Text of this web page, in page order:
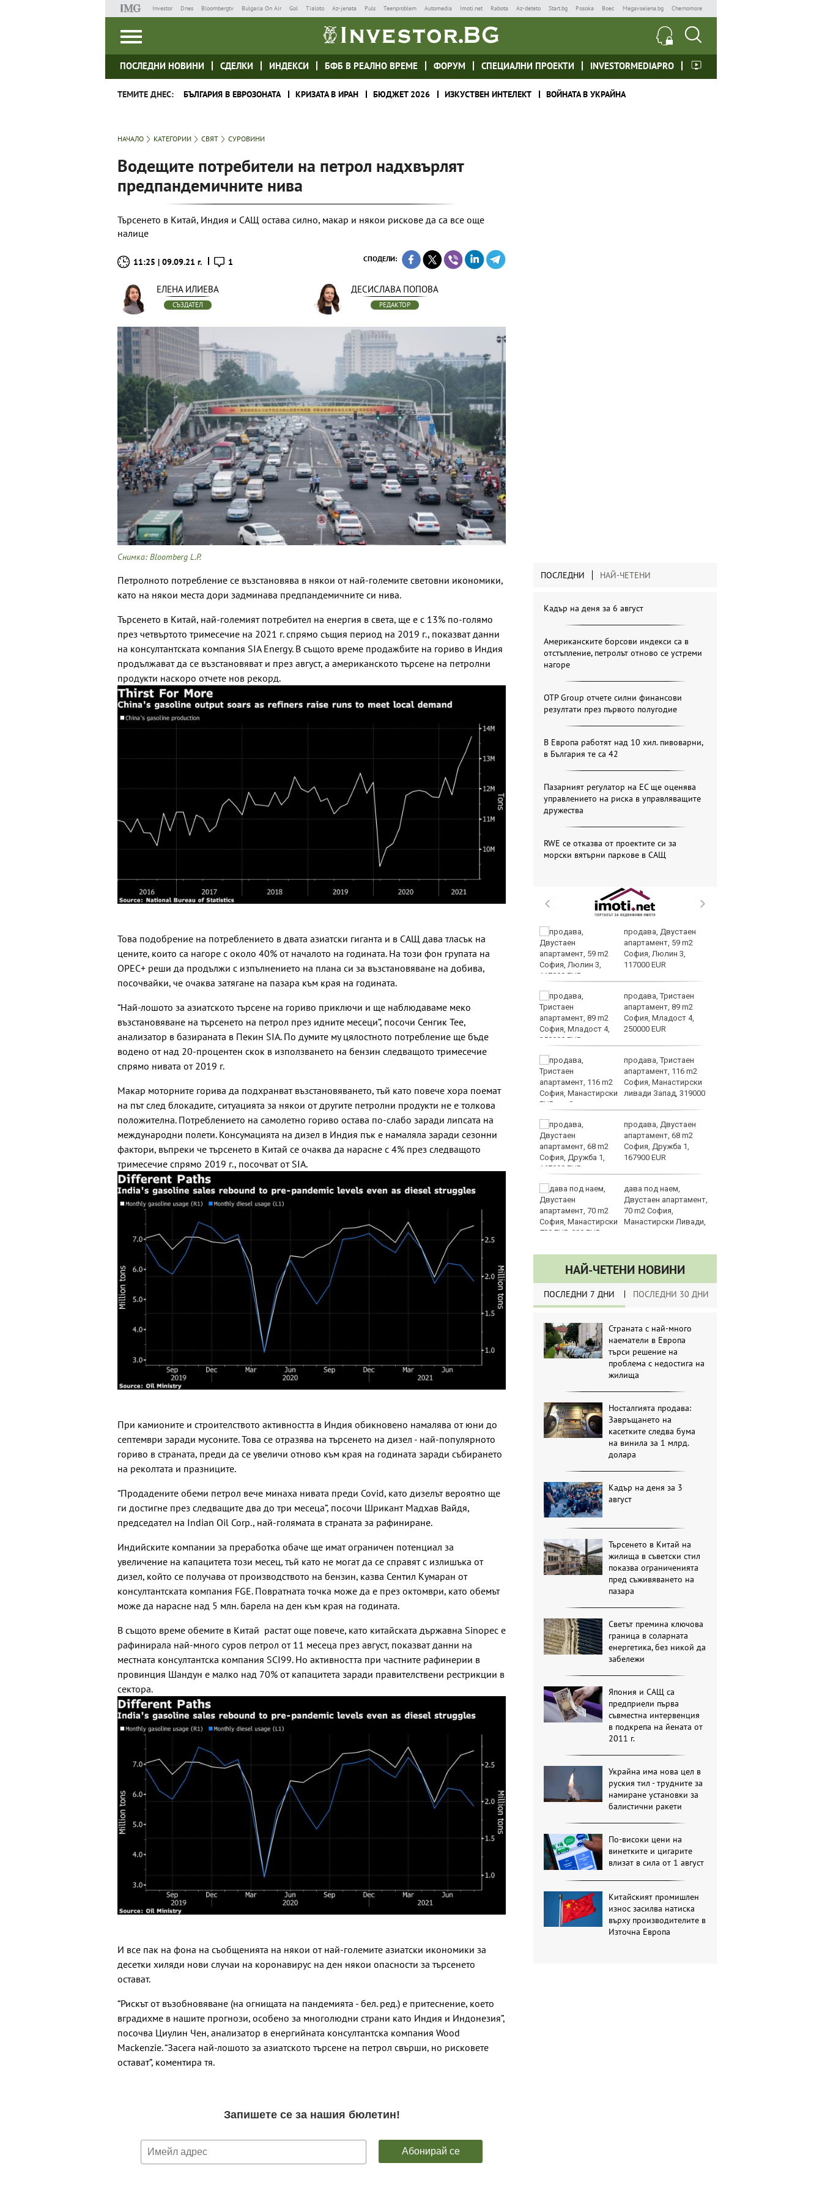
Investor Dnes Bloombergtv Bulgaria On Air Gol Tialoto Az-jenata Puls Teenproblem Automedia Imoti.net Rabota Az-deteto Start.bg Posoka Boec Megavselena.bg Chernomore
ПОСЛЕДНИ НОВИНИ СДЕЛКИ ИНДЕКСИ БФБ В РЕАЛНО ВРЕМЕ ФОРУМ СПЕЦИАЛНИ ПРОЕКТИ INVESTORMEDIAPRO
ТЕМИТЕ ДНЕС: БЪЛГАРИЯ В ЕВРОЗОНАТА КРИЗАТА В ИРАН БЮДЖЕТ 2026 ИЗКУСТВЕН ИНТЕЛЕКТ ВОЙНАТА В УКРАЙНА
НАЧАЛО КАТЕГОРИИ СВЯТ СУРОВИНИ
Водещите потребители на петрол надхвърлят
предпандемичните нива
Търсенето в Китай, Индия и САЩ остава силно, макар и някои рискове да са все още
налице
11:25 | 09.09.21 г. 1 СПОДЕЛИ:
ЕЛЕНА ИЛИЕВА
СЪЗДАТЕЛ
ДЕСИСЛАВА ПОПОВА
РЕДАКТОР
Снимка: Bloomberg L.P.
Петролното потребление се възстановява в някои от най-големите световни икономики,
като на някои места дори задминава предпандемичните си нива.
Търсенето в Китай, най-големият потребител на енергия в света, ще е с 13% по-голямо
през четвъртото тримесечие на 2021 г. спрямо същия период на 2019 г., показват данни
на консултантската компания SIA Energy. В същото време продажбите на гориво в Индия
продължават да се възстановяват и през август, а американското търсене на петролни
продукти наскоро отчете нов рекорд.
Това подобрение на потреблението в двата азиатски гиганта и в САЩ дава тласък на
цените, които са нагоре с около 40% от началото на годината. На този фон групата на
OPEC+ реши да продължи с изпълнението на плана си за възстановяване на добива,
посочвайки, че очаква затягане на пазара към края на годината.
“Най-лошото за азиатското търсене на гориво приключи и ще наблюдаваме меко
възстановяване на търсенето на петрол през идните месеци”, посочи Сенгик Тее,
анализатор в базираната в Пекин SIA. По думите му цялостното потребление ще бъде
водено от над 20-процентен скок в използването на бензин следващото тримесечие
спрямо нивата от 2019 г.
Макар моторните горива да подхранват възстановяването, тъй като повече хора поемат
на път след блокадите, ситуацията за някои от другите петролни продукти не е толкова
положителна. Потреблението на самолетно гориво остава по-слабо заради липсата на
международни полети. Консумацията на дизел в Индия пък е намаляла заради сезонни
фактори, въпреки че търсенето в Китай се очаква да нарасне с 4% през следващото
тримесечие спрямо 2019 г., посочват от SIA.
При камионите и строителството активността в Индия обикновено намалява от юни до
септември заради мусоните. Това се отразява на търсенето на дизел - най-популярното
гориво в страната, преди да се увеличи отново към края на годината заради събирането
на реколтата и празниците.
“Продадените обеми петрол вече минаха нивата преди Covid, като дизелът вероятно ще
ги достигне през следващите два до три месеца”, посочи Шрикант Мадхав Вайдя,
председател на Indian Oil Corp., най-голямата в страната за рафиниране.
Индийските компании за преработка обаче ще имат ограничен потенциал за
увеличение на капацитета този месец, тъй като не могат да се справят с излишъка от
дизел, който се получава от производството на бензин, казва Сентил Кумаран от
консултантската компания FGE. Повратната точка може да е през октомври, като обемът
може да нарасне над 5 млн. барела на ден към края на годината.
В същото време обемите в Китай растат още повече, като китайската държавна Sinopec е
рафинирала най-много суров петрол от 11 месеца през август, показват данни на
местната консултантска компания SCI99. Но активността при частните рафинерии в
провинция Шандун е малко над 70% от капацитета заради правителствени рестрикции в
сектора.
И все пак на фона на съобщенията на някои от най-големите азиатски икономики за
десетки хиляди нови случаи на коронавирус на ден някои опасности за търсенето
остават.
“Рискът от възобновяване (на огнищата на пандемията - бел. ред.) е притеснение, което
вградихме в нашите прогнози, особено за многолюдни страни като Индия и Индонезия”,
посочва Циулин Чен, анализатор в енергийната консултантска компания Wood
Mackenzie. “Засега най-лошото за азиатското търсене на петрол свърши, но рисковете
остават”, коментира тя.
ПОСЛЕДНИ НАЙ-ЧЕТЕНИ
Кадър на деня за 6 август
Американските борсови индекси са в
отстъпление, петролът отново се устреми
нагоре
OTP Group отчете силни финансови
резултати през първото полугодие
В Европа работят над 10 хил. пивоварни,
в България те са 42
Пазарният регулатор на ЕС ще оценява
управлението на риска в управляващите
дружества
RWE се отказва от проектите си за
морски вятърни паркове в САЩ
преподписа с Реал
(Мадрид)
Макаби като гост
Златото стигна до
4295 долара за унция
Във Варна наградиха
Спартакиадата на ВМС
продава, Двустаен
апартамент, 59 m2
София, Люлин 3,
117000 EUR
продава, Тристаен
апартамент, 89 m2
София, Младост 4,
250000 EUR
продава, Тристаен
апартамент, 116 m2
София, Манастирски
ливади Запад, 319000
EUR
продава, Двустаен
апартамент, 68 m2
София, Дружба 1,
167900 EUR
дава под наем,
Двустаен апартамент,
70 m2 София,
Манастирски Ливади,
800 EUR
НАЙ-ЧЕТЕНИ НОВИНИ
ПОСЛЕДНИ 7 ДНИ ПОСЛЕДНИ 30 ДНИ
Страната с най-много
наематели в Европа
търси решение на
проблема с недостига на
жилища
Носталгията продава:
Завръщането на
касетките следва бума
на винила за 1 млрд.
долара
Кадър на деня за 3
август
Търсенето в Китай на
жилища в съветски стил
показва ограниченията
пред съживяването на
пазара
Светът премина ключова
граница в соларната
енергетика, без никой да
забележи
Япония и САЩ са
предприели първа
съвместна интервенция
в подкрепа на йената от
2011 г.
Украйна има нова цел в
руския тил - трудните за
намиране установки за
балистични ракети
По-високи цени на
винетките и цигарите
влизат в сила от 1 август
Китайският промишлен
износ засилва натиска
върху производителите в
Източна Европа